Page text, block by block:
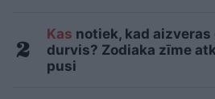
Kas notiek, kad
durvis? Zodiaka zīme
pusi